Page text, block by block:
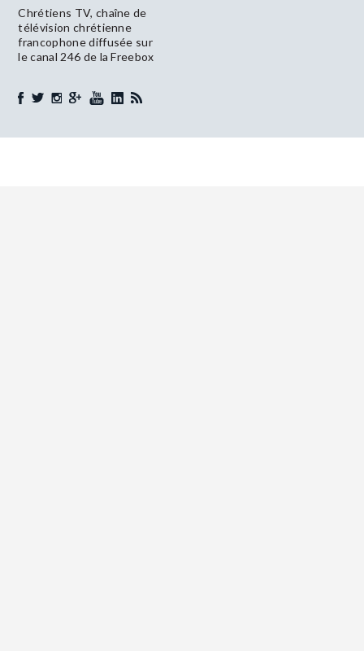
Chrétiens TV, chaîne de
télévision chrétienne
francophone diffusée sur
le canal 246 de la Freebox